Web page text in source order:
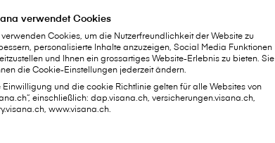
verwendet Cookies
Cookies, um die Nutzerfreundlichkeit der Website zu
personalisierte Inhalte anzuzeigen, Social Media Funktionen
und Ihnen ein grossartiges Website-Erlebnis zu bieten. Sie
die Cookie-Einstellungen jederzeit ändern.
Einwilligung und die cookie Richtlinie gelten für alle Websites von
einschließlich: dap.visana.ch, versicherungen.visana.ch,
www.visana.ch.